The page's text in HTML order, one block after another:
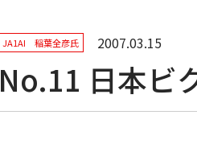
JA1AI 稲葉全彦氏 2007.03.15
No.11 日本ビ